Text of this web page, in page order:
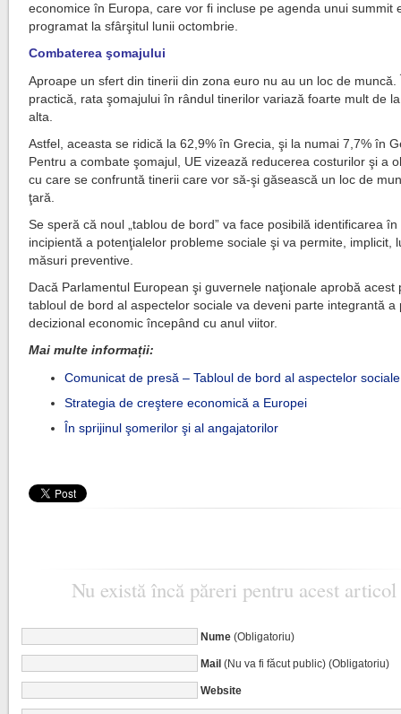
economice în Europa, care vor fi incluse pe agenda unui summit
programat la sfârşitul lunii octombrie.
Combaterea şomajului
Aproape un sfert din tinerii din zona euro nu au un loc de muncă.
practică, rata şomajului în rândul tinerilor variază foarte mult de
alta.
Astfel, aceasta se ridică la 62,9% în Grecia, şi la numai 7,7% în
Pentru a combate şomajul, UE vizează reducerea costurilor şi a
cu care se confruntă tinerii care vor să-şi găsească un loc de
ţară.
Se speră că noul „tablou de bord” va face posibilă identificarea în
incipientă a potenţialelor probleme sociale şi va permite, implicit,
măsuri preventive.
Dacă Parlamentul European şi guvernele naţionale aprobă acest
tabloul de bord al aspectelor sociale va deveni parte integrantă a
decizional economic începând cu anul viitor.
Mai multe informații:
Comunicat de presă – Tabloul de bord al aspectelor sociale
Strategia de creştere economică a Europei
În sprijinul şomerilor şi al angajatorilor
Nu există încă păreri pentru acest articol
Nume(Obligatoriu)
Mail(Nu va fi făcut public) (Obligatoriu)
Website